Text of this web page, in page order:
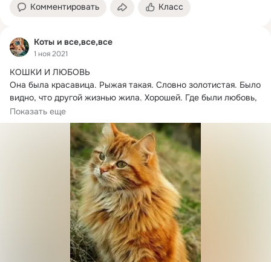
Комментировать Класс
Коты и все,все,все
1 ноя 2021
КОШКИ И ЛЮБОВЬ
Она была красавица. Рыжая такая. Словно золотистая. Было
видно, что другой жизнью жила. Хорошей. Где были любовь,
ласка,...
Показать еще